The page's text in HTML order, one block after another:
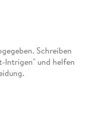
Schreiben
Intrigen" und helfen